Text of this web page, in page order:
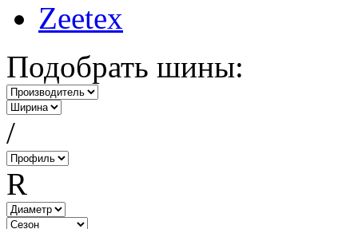
Zeetex
Подобрать шины:
/
R